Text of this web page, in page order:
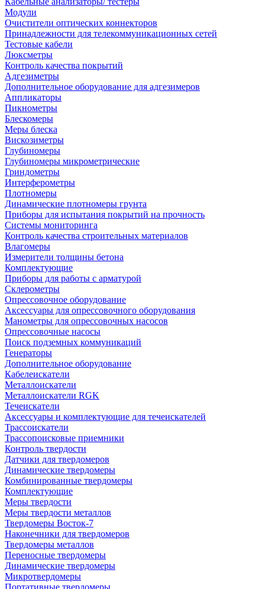
Модули
Очистители оптических коннекторов
Принадлежности для телекоммуникационных сетей
Тестовые кабели
Люксметры
Контроль качества покрытий
Адгезиметры
Дополнительное оборудование для адгезимеров
Аппликаторы
Пикнометры
Блескомеры
Меры блеска
Вискозиметры
Глубиномеры
Глубиномеры микрометрические
Гриндометры
Интерферометры
Плотномеры
Динамические плотномеры грунта
Приборы для испытания покрытий на прочность
Системы мониторинга
Контроль качества строительных материалов
Влагомеры
Измерители толщины бетона
Комплектующие
Приборы для работы с арматурой
Склерометры
Опрессовочное оборудование
Аксессуары для опрессовочного оборудования
Манометры для опрессовочных насосов
Опрессовочные насосы
Поиск подземных коммуникаций
Генераторы
Дополнительное оборудование
Кабелеискатели
Металлоискатели
Металлоискатели RGK
Течеискатели
Аксессуары и комплектующие для течеискателей
Трассоискатели
Трассопоисковые приемники
Контроль твердости
Датчики для твердомеров
Динамические твердомеры
Комбинированные твердомеры
Комплектующие
Меры твердости
Меры твердости металлов
Твердомеры Восток-7
Наконечники для твердомеров
Твердомеры металлов
Переносные твердомеры
Динамические твердомеры
Микротвердомеры
Портативные твердомеры